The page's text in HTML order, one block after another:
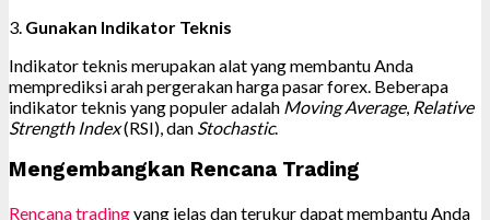
3. Gunakan Indikator Teknis
Indikator teknis merupakan alat yang membantu Anda
memprediksi arah pergerakan harga pasar forex. Beberapa
indikator teknis yang populer adalah Moving Average, Relative
Strength Index(RSI), dan Stochastic.
Mengembangkan Rencana Trading
Rencana tradingyang jelas dan terukur dapat membantu Anda